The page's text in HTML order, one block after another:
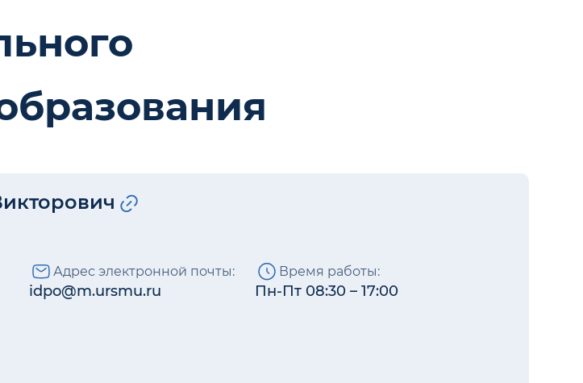
Адрес электронной почты:
idpo@m.ursmu.ru
Время работы:
Пн-Пт 08:30 – 17:00